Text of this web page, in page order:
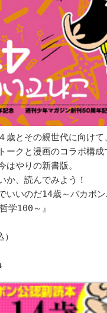
歳とその親世代に向けて
ークと漫画のコラボ構成
はやりの新書版。
か、読んでみよう！
いいのだ14歳～バカボ
学100～』